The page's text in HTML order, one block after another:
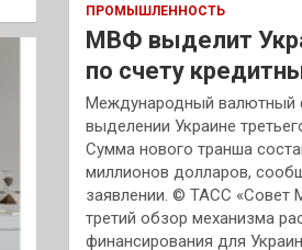
ПРОМЫШЛЕННОСТЬ
МВФ выделит
по счету
Международный валютный
выделении Украине
Сумма нового транша
миллионов долларов,
заявлении. © ТАСС «Совет
третий обзор механизма
финансирования для